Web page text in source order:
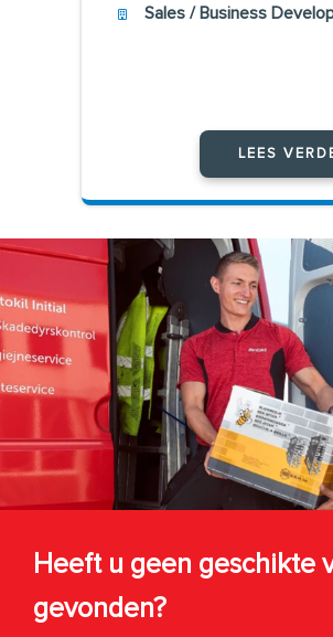
Sales / Business
LEES
Heeft u geen geschikte
gevonden?